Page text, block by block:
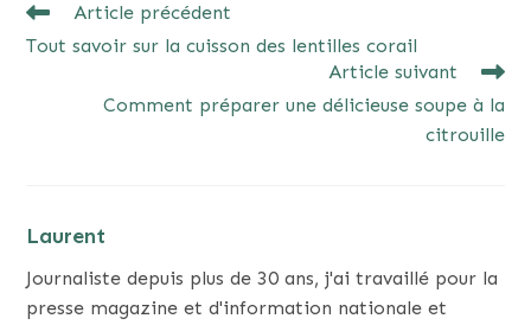
READ
ARTICLES
Article précédent
Tout savoir sur la cuisson des lentilles corail
Article suivant
Comment préparer une délicieuse soupe à la
citrouille
Laurent
Journaliste depuis plus de 30 ans, j'ai travaillé pour la
presse magazine et d'information nationale et